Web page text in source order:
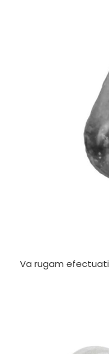
Va rugam efectuati